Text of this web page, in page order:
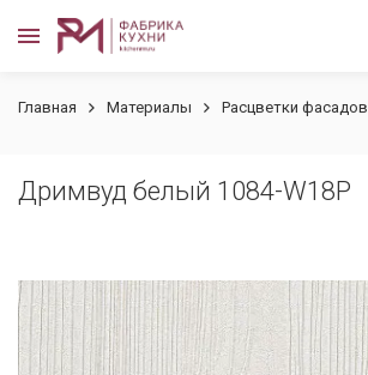
Главная Материалы Расцветки фасадов
Дримвуд белый 1084-W18Р